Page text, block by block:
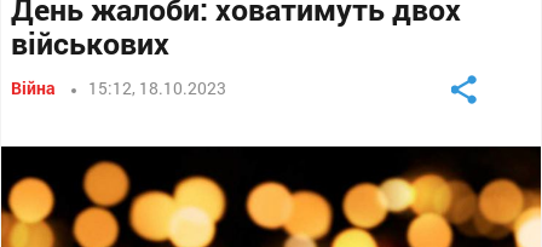
День жалоби: ховатимуть двох
військових
Війна 15:12, 18.10.2023